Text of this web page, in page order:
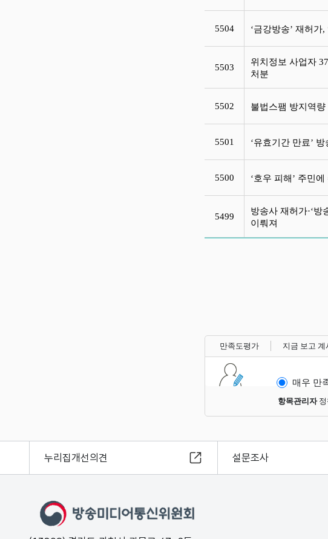
5504 ‘금강방송’ 재허가,
5503
위치정보 사업자
처분
5502 불법스팸 방지역
5501 ‘유효기간 만료’
5500 ‘호우 피해’ 주민
5499
방송사 재허가·‘방
이뤄져
만족도평가 지금 보고
매우 만
항목관리자정
누리집개선의견 설문조사